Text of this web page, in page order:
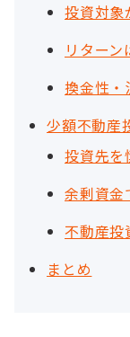
投資対象
リター
換金性・
少額不動産
投資先を
余剰資金
不動産投
まとめ